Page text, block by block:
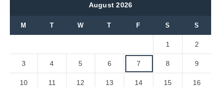
August 2026
M T W T F S S
1 2
3 4 5 6 7 8 9
10 11 12 13 14 15 16